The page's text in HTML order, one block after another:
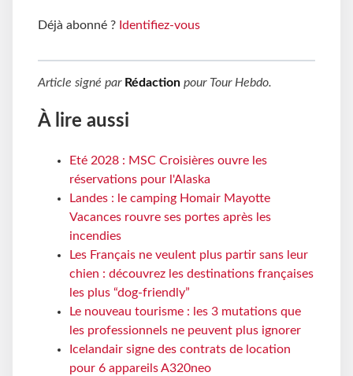
Déjà abonné ? Identifiez-vous
Article signé par Rédaction pour Tour Hebdo.
À lire aussi
Eté 2028 : MSC Croisières ouvre les
réservations pour l'Alaska
Landes : le camping Homair Mayotte
Vacances rouvre ses portes après les
incendies
Les Français ne veulent plus partir sans leur
chien : découvrez les destinations françaises
les plus “dog-friendly”
Le nouveau tourisme : les 3 mutations que
les professionnels ne peuvent plus ignorer
Icelandair signe des contrats de location
pour 6 appareils A320neo